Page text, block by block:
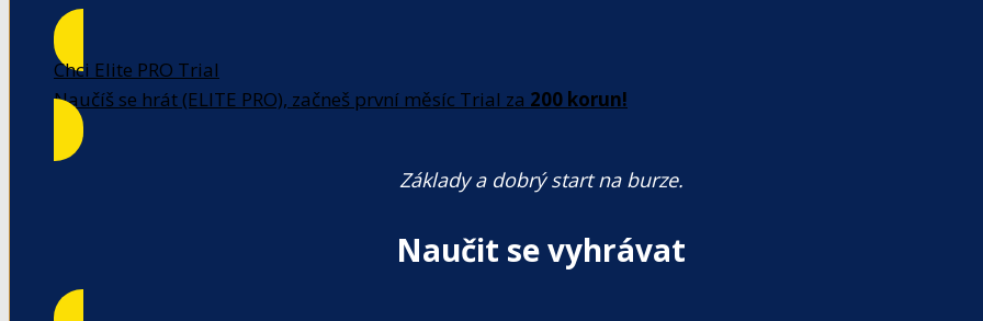
Chci Elite PRO Trial
Naučíš se hrát (ELITE PRO), začneš první měsíc Trial za 200 korun!
Základy a dobrý start na burze.
Naučit se vyhrávat